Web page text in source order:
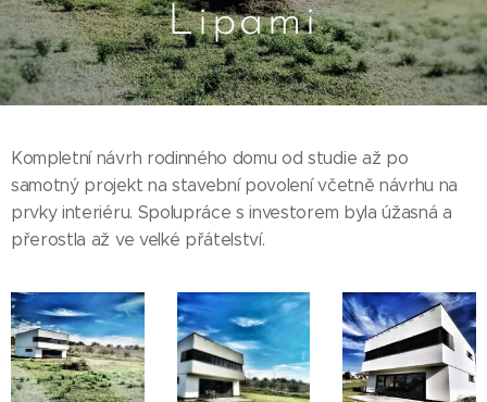
Lipami
Kompletní návrh rodinného domu od studie až po
samotný projekt na stavební povolení včetně návrhu na
prvky interiéru. Spolupráce s investorem byla úžasná a
přerostla až ve velké přátelství.